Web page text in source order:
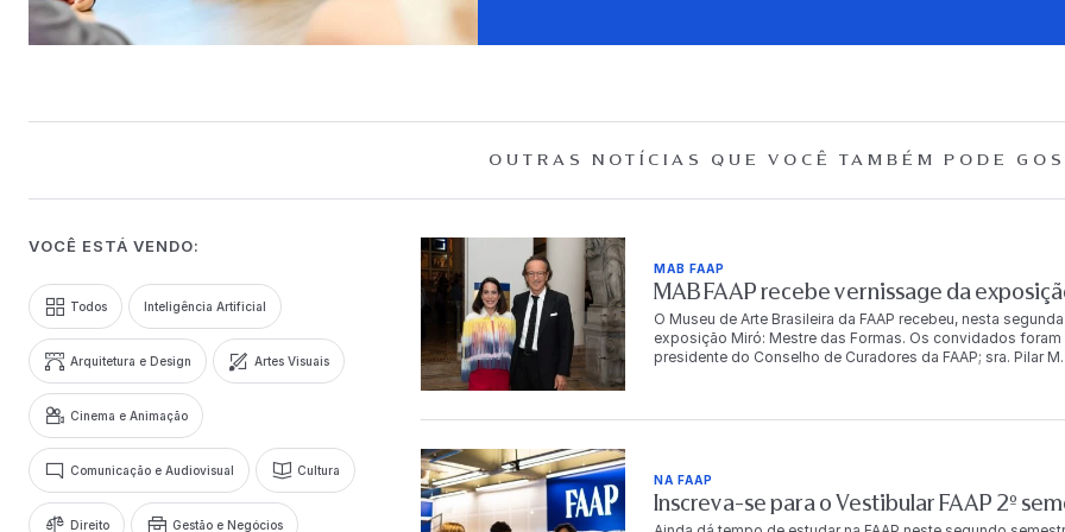
OUTRAS NOTÍCIAS QUE VOCÊ TAMBÉM PODE
VOCÊ ESTÁ VENDO:
Todos Inteligência Artificial
Arquitetura e Design Artes Visuais
Cinema e Animação
Comunicação e Audiovisual Cultura
Direito Gestão e Negócios
MAB FAAP
MAB FAAP recebe vernissage da
O Museu de Arte Brasileira da FAAP recebeu, nesta
exposição Miró: Mestre das Formas. Os convidados
presidente do Conselho de Curadores da FAAP; sra. Pilar
quero continuar a trabalhar no Brasil”, compartilha Joan
FAAP, a exposição será aberta ao público em 7 de agosto
mostra reúne mais de 100 obras originais de Joan Miró,
NA FAAP
Inscreva-se para o Vestibular FAAP 2º